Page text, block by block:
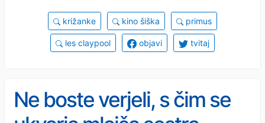
križanke kino šiška primus
les claypool objavi tvitaj
Ne boste verjeli, s čim se